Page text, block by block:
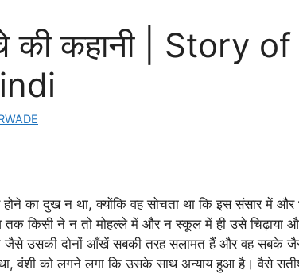
की कहानी | Story
का दुख न था, क्योंकि वह सोचता था कि इस संसार में
किसी ने न तो मोहल्ले में और न स्कूल में ही उसे चिढ़ाया
जैसे उसकी दोनों आँखें सबकी तरह सलामत हैं और वह सबके
था, वंशी को लगने लगा कि उसके साथ अन्याय हुआ है। वैसे